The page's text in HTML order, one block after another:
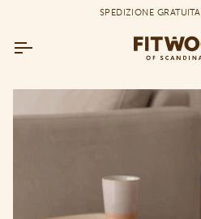
SPEDIZIONE GRATUITA